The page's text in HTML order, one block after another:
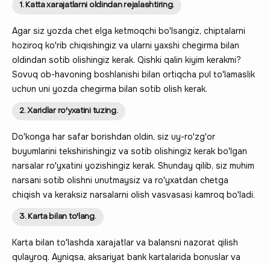
1. Katta xarajatlarni oldindan rejalashtiring.
Agar siz yozda chet elga ketmoqchi bo'lsangiz, chiptalarni
hoziroq ko'rib chiqishingiz va ularni yaxshi chegirma bilan
oldindan sotib olishingiz kerak. Qishki qalin kiyim kerakmi?
Sovuq ob-havoning boshlanishi bilan ortiqcha pul to'lamaslik
uchun uni yozda chegirma bilan sotib olish kerak.
2. Xaridlar ro'yxatini tuzing.
Do'konga har safar borishdan oldin, siz uy-ro'zg'or
buyumlarini tekshirishingiz va sotib olishingiz kerak bo'lgan
narsalar ro'yxatini yozishingiz kerak. Shunday qilib, siz muhim
narsani sotib olishni unutmaysiz va ro'yxatdan chetga
chiqish va keraksiz narsalarni olish vasvasasi kamroq bo'ladi.
3. Karta bilan to'lang.
Karta bilan to'lashda xarajatlar va balansni nazorat qilish
qulayroq. Ayniqsa, aksariyat bank kartalarida bonuslar va